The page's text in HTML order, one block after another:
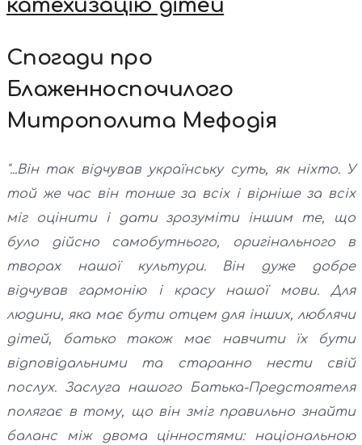
катехизацію дітей
Спогади про
Блаженноспочилого
Митрополита Мефодія
"...Він так відчував українську суть, як ніхто. У
той же час він тонше за всіх і вірніше за всіх
міг оцінити і дати зрозуміти іншим те, що
було дійсно самобутнього, оригінального в
творах нашої культури. Він дуже добре
відчував гармонію і красу нашої мови. Для
людини, яка має бути отцем для інших, люблячи
дітей, батько також має навчити їх бути
відповідальними та старанно нести свій
послух. Заслуга нашого Батька-Предстоятеля
полягає в тому, що він зміг правильно знайти
баланс між двома цінностями: національною